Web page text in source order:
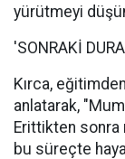
yürütmeyi
'SONRAKİ
Kırca,
anlatarak,
Erittikten sonra
bu süreçte